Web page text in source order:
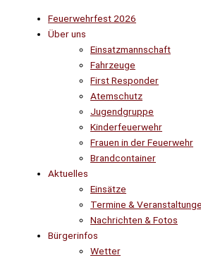
Feuerwehrfest 2026
Über uns
Einsatzmannschaft
Fahrzeuge
First Responder
Atemschutz
Jugendgruppe
Kinderfeuerwehr
Frauen in der Feuerwehr
Brandcontainer
Aktuelles
Einsätze
Termine &
Nachrichten & Fotos
Bürgerinfos
Wetter